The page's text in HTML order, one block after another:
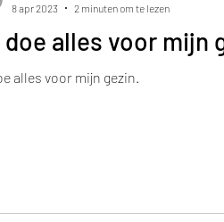
doe alles voor mijn
alles voor mijn gezin.
8 apr 2023
2 minuten om te lezen